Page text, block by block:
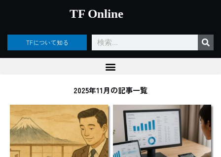
ッ
TF Online
TFについて知る
検
索
2025年11月の記事一覧